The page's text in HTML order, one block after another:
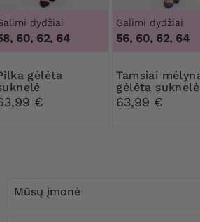
dydžiai
60, 62, 64
€
Galimi dydžiai
56, 60, 62, 64
Tamsiai mėlyna
gėlėta suknelė
63,99 €
Mūsų įmonė